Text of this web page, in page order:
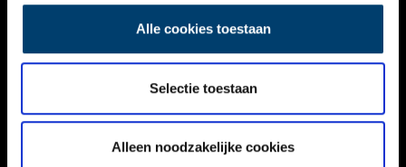
Alle cookies toestaan
Selectie toestaan
Alleen noodzakelijke cookies
TOEGANKELIJKHEID
Volg ONH op social media